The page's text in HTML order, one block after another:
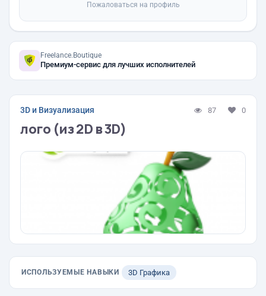
Пожаловаться на профиль
Freelance.Boutique
Премиум-сервис для лучших исполнителей
3D и Визуализация 87 0
лого (из 2D в 3D)
ИСПОЛЬЗУЕМЫЕ НАВЫКИ 3D Графика